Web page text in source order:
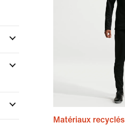
Matériaux recyclés